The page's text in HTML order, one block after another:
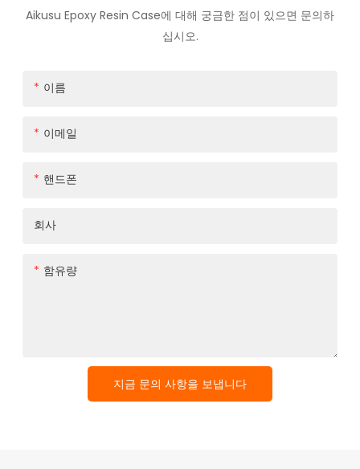
Aikusu Epoxy Resin Case에 대해 궁금한 점이 있으면 문의하
십시오.
이름
이메일
핸드폰
회사
함유량
지금 문의 사항을 보냅니다